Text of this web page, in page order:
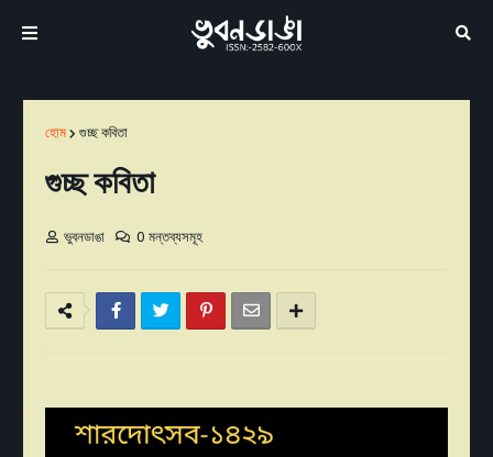
হোম গুচ্ছ কবিতা
গুচ্ছ কবিতা
ভুবনডাঙা 0 মন্তব্যসমূহ